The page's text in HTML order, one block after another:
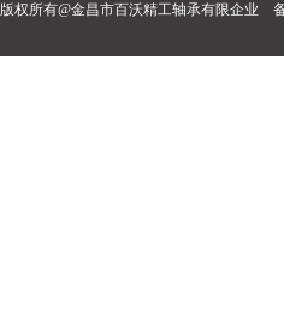
版权所有@金昌市百沃精工轴承有限企业